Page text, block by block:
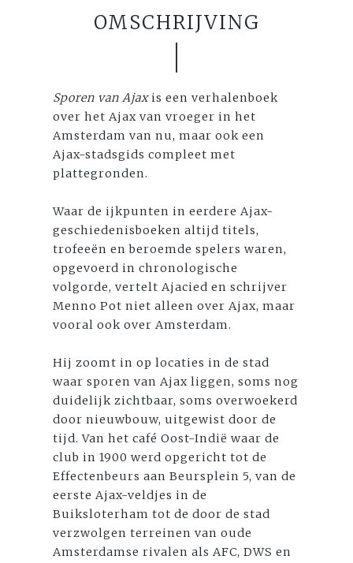
OMSCHRIJVING
Sporen van Ajaxis een verhalenboek
over het Ajax van vroeger in het
Amsterdam van nu, maar ook een
Ajax-stadsgids compleet met
plattegronden.
Waar de ijkpunten in eerdere Ajax-
geschiedenisboeken altijd titels,
trofeeën en beroemde spelers waren,
opgevoerd in chronologische
volgorde, vertelt Ajacied en schrijver
Menno Pot niet alleen over Ajax, maar
vooral ook over Amsterdam.
Hij zoomt in op locaties in de stad
waar sporen van Ajax liggen, soms nog
duidelijk zichtbaar, soms overwoekerd
door nieuwbouw, uitgewist door de
tijd. Van het café Oost-Indië waar de
club in 1900 werd opgericht tot de
Effectenbeurs aan Beursplein 5, van de
eerste Ajax-veldjes in de
Buiksloterham tot de door de stad
verzwolgen terreinen van oude
Amsterdamse rivalen als AFC, DWS en